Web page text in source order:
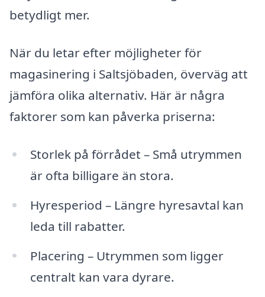
betydligt mer.
När du letar efter möjligheter för
magasinering i Saltsjöbaden, överväg att
jämföra olika alternativ. Här är några
faktorer som kan påverka priserna:
Storlek på förrådet – Små utrymmen
är ofta billigare än stora.
Hyresperiod – Längre hyresavtal kan
leda till rabatter.
Placering – Utrymmen som ligger
centralt kan vara dyrare.